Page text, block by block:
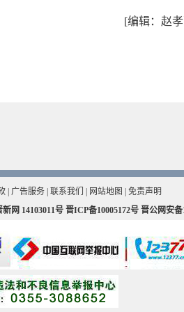
[编辑：赵
广告服务 联系我们 网站地图
免责声明
网 14103011号 晋ICP备10005172号 晋公网安备